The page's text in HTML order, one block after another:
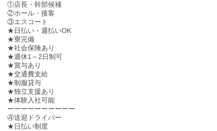
①店長・幹部候補
②ホール・接客
③エスコート
★日払い・週払いOK
★寮完備
★社会保険あり
★週休1～2日制可
★賞与あり
★交通費支給
★制服貸与
★独立支援あり
★体験入社可能
ーーーーーーーーーー
④送迎ドライバー
★日払い制度